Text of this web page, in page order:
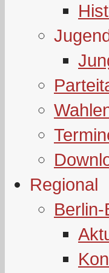
Regional